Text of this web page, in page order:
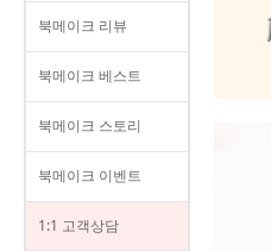
북메이크 리뷰
북메이크 베스트
북메이크 스토리
북메이크 이벤트
1:1 고객상담